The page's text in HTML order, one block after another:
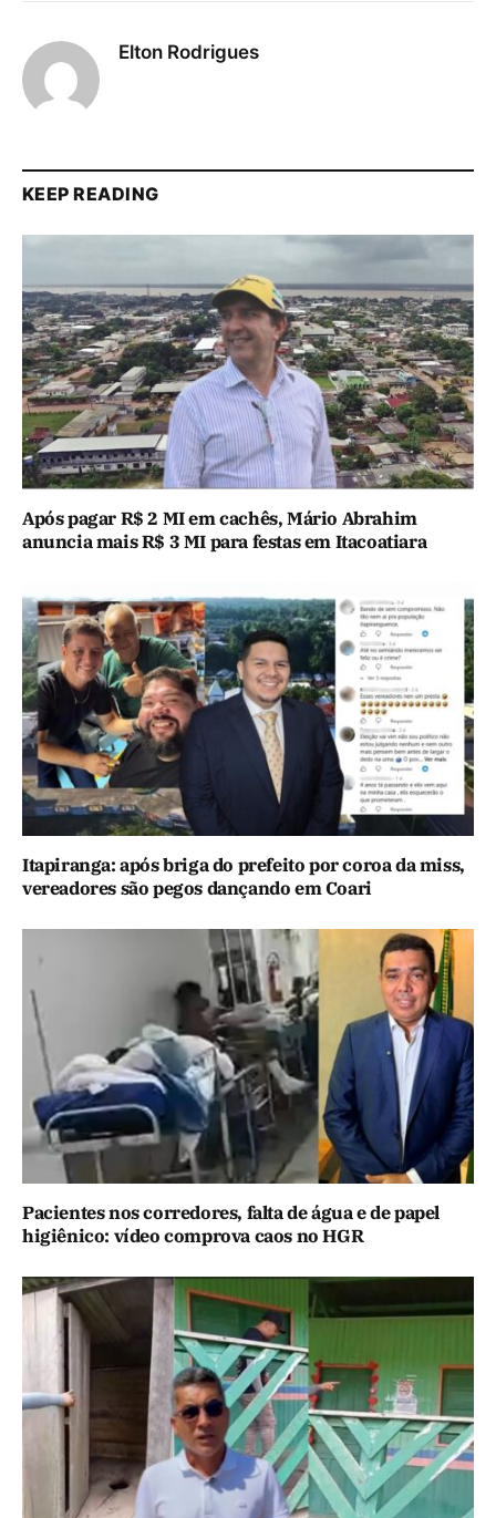
Elton Rodrigues
KEEP READING
Após pagar R$ 2 MI em cachês, Mário Abrahim
anuncia mais R$ 3 MI para festas em Itacoatiara
Itapiranga: após briga do prefeito por coroa da miss,
vereadores são pegos dançando em Coari
Pacientes nos corredores, falta de água e de papel
higiênico: vídeo comprova caos no HGR